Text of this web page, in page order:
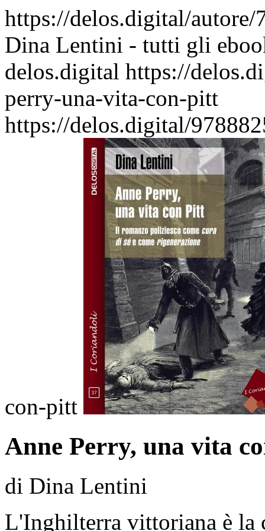
https://delos.digital/
Dina Lentini - tutti gli
delos.digital https://
perry-una-vita-con-pitt
https://delos.digital/
con-pitt
Anne Perry, una vita
di Dina Lentini
L'Inghilterra vittoriana è la